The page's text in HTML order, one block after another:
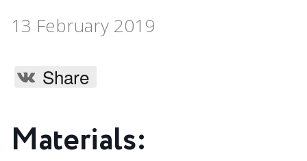
13 February 2019
Share
Materials: